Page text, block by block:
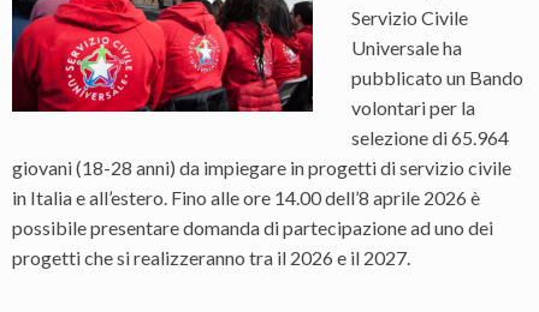
Servizio Civile
Universale ha
pubblicato un Bando
volontari per la
selezione di 65.964
giovani (18-28 anni) da impiegare in progetti di servizio civile
in Italia e all’estero. Fino alle ore 14.00 dell’8 aprile 2026 è
possibile presentare domanda di partecipazione ad uno dei
progetti che si realizzeranno tra il 2026 e il 2027.